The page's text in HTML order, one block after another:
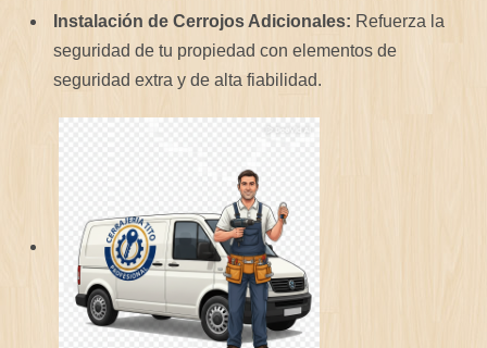
Instalación de Cerrojos Adicionales: Refuerza la
seguridad de tu propiedad con elementos de
seguridad extra y de alta fiabilidad.